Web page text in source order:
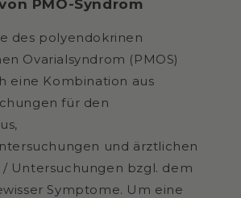
PMO-Syndrom
des polyendokrinen
Ovarialsyndrom (PMOS)
eine Kombination aus
für den
und ärztlichen
/ Untersuchungen bzgl. dem
Symptome. Um eine